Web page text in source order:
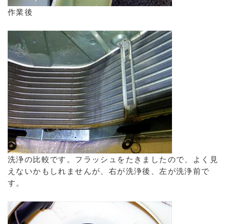
作業後
洗浄の比較です。フラッシュをたきましたので、よく見
えないかもしれませんが、右が洗浄後、左が洗浄前で
す。